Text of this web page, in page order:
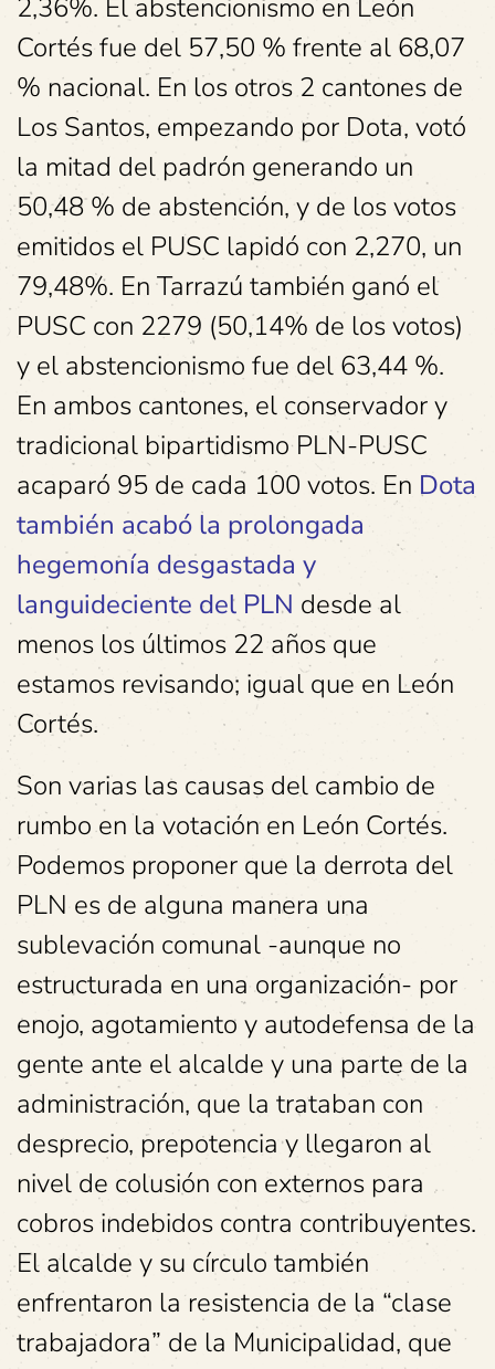
2,36%. El abstencionismo en León
Cortés fue del 57,50 % frente al 68,07
% nacional. En los otros 2 cantones de
Los Santos, empezando por Dota, votó
la mitad del padrón generando un
50,48 % de abstención, y de los votos
emitidos el PUSC lapidó con 2,270, un
79,48%. En Tarrazú también ganó el
PUSC con 2279 (50,14% de los votos)
y el abstencionismo fue del 63,44 %.
En ambos cantones, el conservador y
tradicional bipartidismo PLN-PUSC
acaparó 95 de cada 100 votos. En Dota
también acabó la prolongada
hegemonía desgastada y
languideciente del PLN desde al
menos los últimos 22 años que
estamos revisando; igual que en León
Cortés.
Son varias las causas del cambio de
rumbo en la votación en León Cortés.
Podemos proponer que la derrota del
PLN es de alguna manera una
sublevación comunal -aunque no
estructurada en una organización- por
enojo, agotamiento y autodefensa de la
gente ante el alcalde y una parte de la
administración, que la trataban con
desprecio, prepotencia y llegaron al
nivel de colusión con externos para
cobros indebidos contra contribuyentes.
El alcalde y su círculo también
enfrentaron la resistencia de la “clase
trabajadora” de la Municipalidad, que